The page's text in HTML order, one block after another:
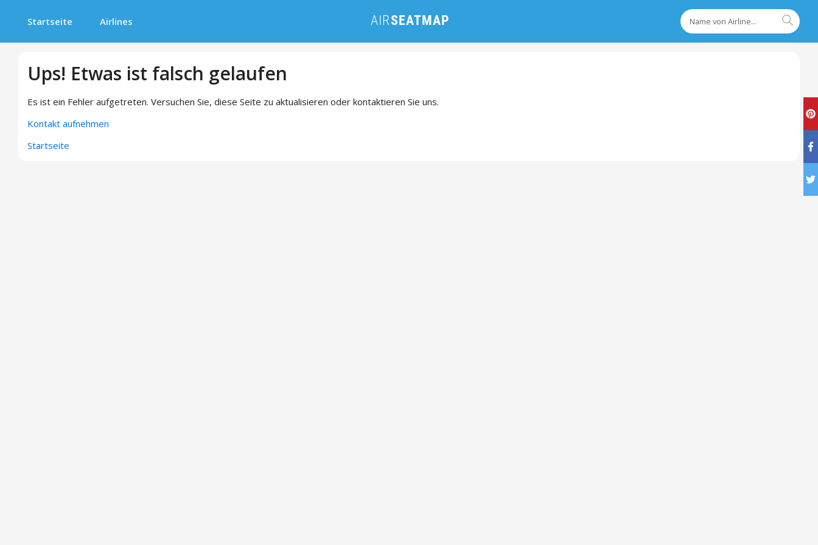
Startseite Airlines
Ups! Etwas ist falsch gelaufen
Es ist ein Fehler aufgetreten. Versuchen Sie, diese Seite zu aktualisieren oder kontaktieren Sie uns.
Kontakt aufnehmen
Startseite